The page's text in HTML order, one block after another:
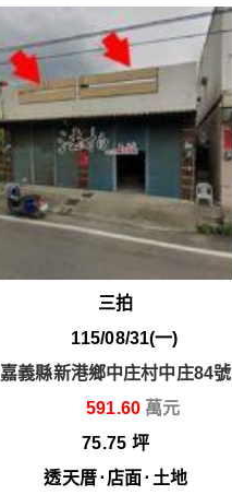
三拍
115/08/31(一)
嘉義縣新港鄉中庄村中庄84號
591.60
75.75 坪
透天厝⋅ 店面⋅ 土地